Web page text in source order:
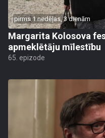
pirms 1 nedēļas, 3 dienām
Margarita Kolosova
apmeklētāju mīlestību
65. epizode